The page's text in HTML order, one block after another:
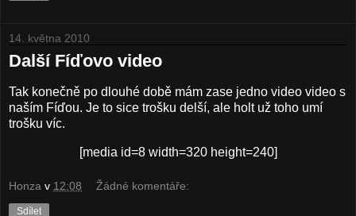
14. května 2010
Další Fíďovo video
Tak konečně po dlouhé době mám zase jedno video video s
naším Fíďou. Je to sice trošku delší, ale holt už toho umí
trošku víc.
[media id=8 width=320 height=240]
Honza v 12:08 Žádné komentáře:
Sdílet